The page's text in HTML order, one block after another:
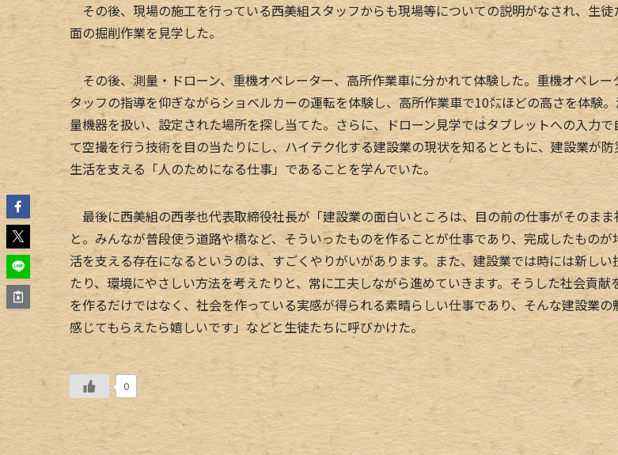
その後、現場の施工を行っている西美組スタッフからも現場等についての説明がなされ、生徒
面の掘削作業を見学した。
その後、測量・ドローン、重機オペレーター、高所作業車に分かれて体験した。重機オペレー
タッフの指導を仰ぎながらショベルカーの運転を体験し、高所作業車で10㍍ほどの高さを体験
量機器を扱い、設定された場所を探し当てた。さらに、ドローン見学ではタブレットへの入力で
て空撮を行う技術を目の当たりにし、ハイテク化する建設業の現状を知るとともに、建設業が
生活を支える「人のためになる仕事」であることを学んでいた。
最後に西美組の西孝也代表取締役社長が「建設業の面白いところは、目の前の仕事がそのまま
と。みんなが普段使う道路や橋など、そういったものを作ることが仕事であり、完成したものが
活を支える存在になるというのは、すごくやりがいがあります。また、建設業では時には新し
たり、環境にやさしい方法を考えたりと、常に工夫しながら進めていきます。そうした社会貢献
を作るだけではなく、社会を作っている実感が得られる素晴らしい仕事であり、そんな建設業の
感じてもらえたら嬉しいです」などと生徒たちに呼びかけた。
0